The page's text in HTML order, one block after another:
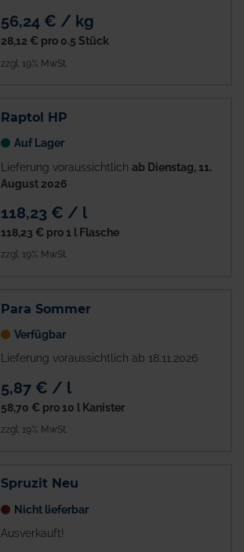
56,24 € / kg
28,12 € pro 0.5 Stück
zzgl. 19% MwSt.
Raptol HP
Auf Lager
Lieferung voraussichtlich ab Dienstag, 11.
August 2026
118,23 € / l
118,23 € pro 1 l Flasche
zzgl. 19% MwSt.
Para Sommer
Verfügbar
Lieferung voraussichtlich ab 18.11.2026
5,87 € / l
58,70 € pro 10 l Kanister
zzgl. 19% MwSt.
Spruzit Neu
Nicht lieferbar
Ausverkauft!